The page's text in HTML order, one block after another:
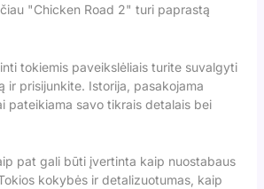
"Chicken Road 2" turi paprastą
tokiemis paveikslėliais turite suvalgyti
ir prisijunkite. Istorija, pasakojama
pateikiama savo tikrais detalais bei
pat gali būti įvertinta kaip nuostabaus
kokybės ir detalizuotumas, kaip